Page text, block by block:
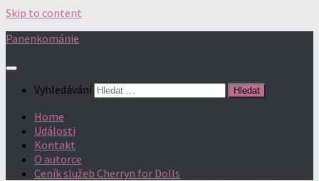
Skip to content
Panenkománie
Vyhledávání
Home
Události
Kontakt
O autorce
Ceník služeb Cherryn for Dolls